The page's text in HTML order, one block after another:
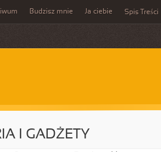
Budzisz mnie Ja ciebie Spis Treści
I GADŻETY